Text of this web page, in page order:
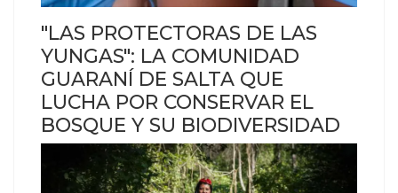
"LAS PROTECTORAS DE LAS
YUNGAS": LA COMUNIDAD
GUARANÍ DE SALTA QUE
LUCHA POR CONSERVAR EL
BOSQUE Y SU BIODIVERSIDAD